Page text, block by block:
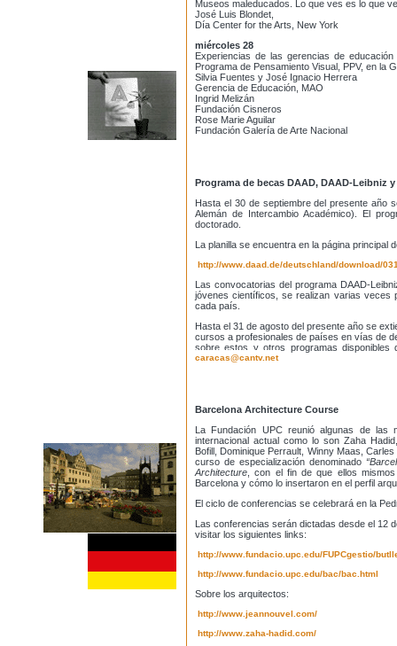
Museos maleducados. Lo que ves es lo que
José Luis Blondet,
Día Center for the Arts, New York
miércoles 28
Experiencias de las gerencias de
Programa de Pensamiento Visual, PPV, en la
Silvia Fuentes y José Ignacio Herrera
Gerencia de Educación, MAO
Ingrid Melizán
Fundación Cisneros
Rose Marie Aguilar
Fundación Galería de Arte Nacional
Programa de becas DAAD, DAAD-Leibniz y
Hasta el 30 de septiembre del presente año
Alemán de Intercambio Académico). El
doctorado.
La planilla se encuentra en la página principal
http://www.daad.de/deutschland/download/
Las convocatorias del programa DAAD-
jóvenes científicos, se realizan varias veces
cada país.
Hasta el 31 de agosto del presente año se
cursos a profesionales de países en vías de
sobre estos y otros programas
caracas@cantv.net
Barcelona Architecture Course
La Fundación UPC reunió algunas de las
internacional actual como lo son Zaha
Bofill, Dominique Perrault, Winny Maas,
curso de especialización denominado
Architecture , con el fin de que ellos
Barcelona y cómo lo insertaron en el perfil
El ciclo de conferencias se celebrará en la
Las conferencias serán dictadas desde el 12
visitar los siguientes links:
http://www.fundacio.upc.edu/FUPCgestio/
http://www.fundacio.upc.edu/bac/bac.html
Sobre los arquitectos:
http://www.jeannouvel.com/
http://www.zaha-hadid.com/